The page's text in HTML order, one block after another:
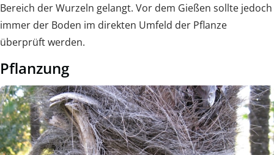
Bereich der Wurzeln gelangt. Vor dem Gießen sollte jedoch
immer der Boden im direkten Umfeld der Pflanze
überprüft werden.
Pflanzung